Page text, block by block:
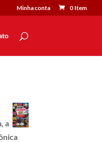
Minha conta 0 Item
a